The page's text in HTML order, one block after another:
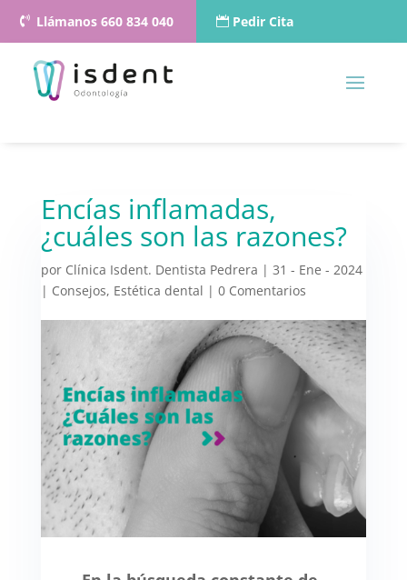
Llámanos 660 834 040 Pedir Cita
Encías inflamadas,
¿cuáles son las razones?
por Clínica Isdent. Dentista Pedrera | 31 - Ene - 2024
| Consejos, Estética dental | 0 Comentarios